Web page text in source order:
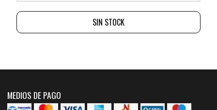
SIN STOCK
MEDIOS DE PAGO